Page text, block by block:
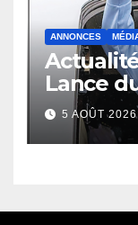
ANNONCES
Lance
5 AOÛT 2026